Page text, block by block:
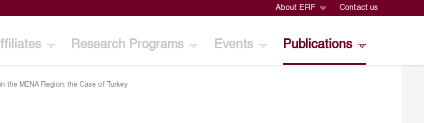
About ERF Contact us
Research Programs Events Publications
the MENA Region: the Case of Turkey